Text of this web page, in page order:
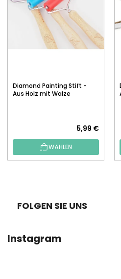
Diamond Painting Stift -
Aus Holz mit Walze
5,99 €
WÄHLEN
FOLGEN SIE UNS
Instagram